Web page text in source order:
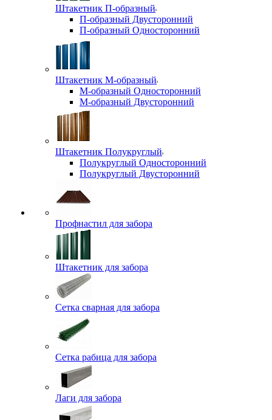
Штакетник П-образный
П-образный Двусторонний
П-образный Односторонний
Штакетник М-образный
М-образный Односторонний
М-образный Двусторонний
Штакетник Полукруглый
Полукруглый Односторонний
Полукруглый Двусторонний
Профнастил для забора
Штакетник для забора
Сетка сварная для забора
Сетка рабица для забора
Лаги для забора